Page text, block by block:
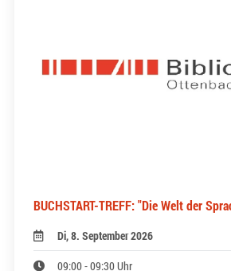
BUCHSTART-TREFF: "Die Welt der
Di, 8. September 2026
09:00 - 09:30 Uhr